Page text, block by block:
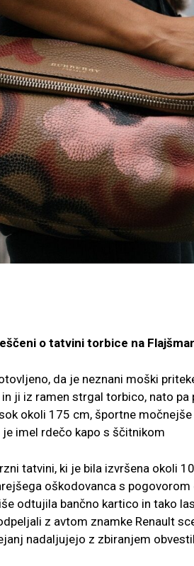
o tatvini torbice na
da je neznani moški
ji iz ramen strgal torbico, nato pa
okoli 175 cm, športne
imel rdečo kapo s ščitnikom
tatvini, ki je bila izvršena okoli
oškodovanca s pogovorom
odtujila bančno kartico in tako
z avtom znamke Renault
nadaljujejo z zbiranjem